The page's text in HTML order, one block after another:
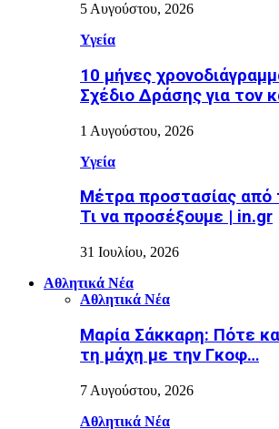
5 Αυγούστου, 2026
Υγεία
10 μήνες
Σχέδιο Δράσης για τον
1 Αυγούστου, 2026
Υγεία
Μέτρα προστασίας από
Τι να προσέξουμε | in.gr
31 Ιουλίου, 2026
Αθλητικά Νέα
Αθλητικά Νέα
Μαρία Σάκκαρη: Πότε
τη μάχη με την Γκοφ…
7 Αυγούστου, 2026
Αθλητικά Νέα